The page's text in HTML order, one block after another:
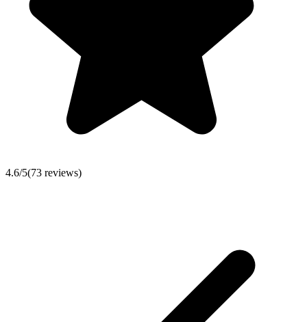
4.6/5(73 reviews)